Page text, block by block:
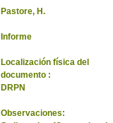
Pastore, H.
Informe
Localización física del
documento :
DRPN
Observaciones: